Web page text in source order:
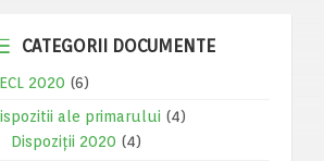
CATEGORII DOCUMENTE
2020 (6)
ale primarului (4)
Dispoziții 2020 (4)